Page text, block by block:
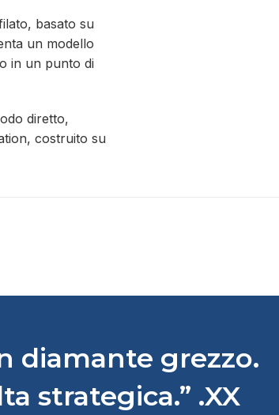
basato su
un modello
in un punto di
diretto,
costruito su
diamante grezzo.
strategica.” .XX